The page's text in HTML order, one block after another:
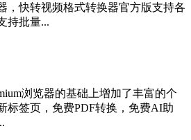
，快转视频格式转换器官方版支持各
持批量...
浏览器的基础上增加了丰富的个
标签页，免费PDF转换，免费AI助